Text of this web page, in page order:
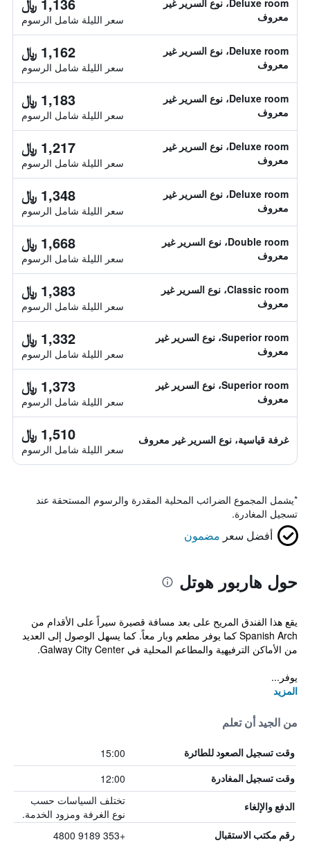
Deluxe room، نوع السرير غير
معروف
سعر الليلة شامل الرسوم
Deluxe room، نوع السرير غير
معروف
1,162 ﷼
سعر الليلة شامل الرسوم
Deluxe room، نوع السرير غير
معروف
1,183 ﷼
سعر الليلة شامل الرسوم
Deluxe room، نوع السرير غير
معروف
1,217 ﷼
سعر الليلة شامل الرسوم
Deluxe room، نوع السرير غير
معروف
1,348 ﷼
سعر الليلة شامل الرسوم
Double room، نوع السرير غير
معروف
1,668 ﷼
سعر الليلة شامل الرسوم
Classic room، نوع السرير غير
معروف
1,383 ﷼
سعر الليلة شامل الرسوم
Superior room، نوع السرير غير
معروف
1,332 ﷼
سعر الليلة شامل الرسوم
Superior room، نوع السرير غير
معروف
1,373 ﷼
سعر الليلة شامل الرسوم
غرفة قياسية، نوع السرير غير معروف 1,510 ﷼
سعر الليلة شامل الرسوم
*يشمل المجموع الضرائب المحلية المقدرة والرسوم المستحقة عند
تسجيل المغادرة.
أفضل سعر مضمون
حول هاربور هوتل
يقع هذا الفندق المريح على بعد مسافة قصيرة سيراً على الأقدام من
Spanish Arch كما يوفر مطعم وبار معاً. كما يسهل الوصول إلى العديد
من الأماكن الترفيهية والمطاعم المحلية في Galway City Center.
يوفر...
المزيد
من الجيد أن تعلم
وقت تسجيل الصعود للطائرة 15:00
وقت تسجيل المغادرة 12:00
الدفع والإلغاء
تختلف السياسات حسب
نوع الغرفة ومزود الخدمة.
رقم مكتب الاستقبال +353 9189 4800